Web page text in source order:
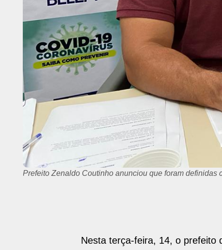
Prefeito Zenaldo Coutinho anunciou que foram definidas
Nesta terça-feira, 14, o prefeito